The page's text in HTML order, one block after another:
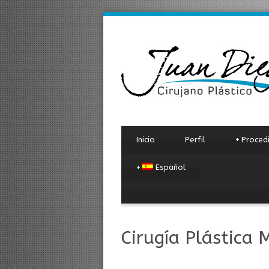
Inicio Perfil +
Español
+
Cirugía Plástica